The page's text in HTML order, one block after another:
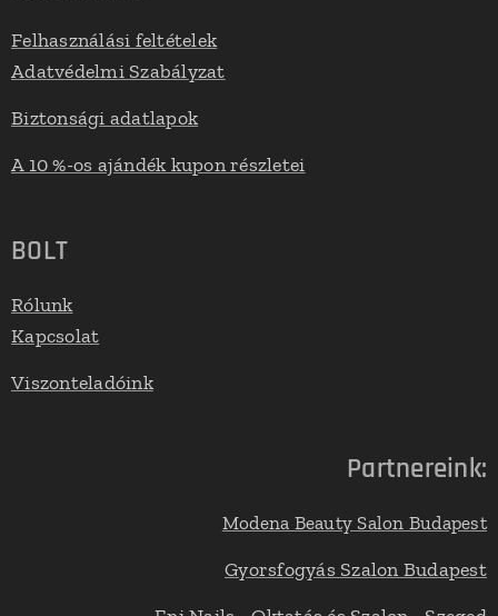
Felhasználási feltételek
Adatvédelmi Szabályzat
Biztonsági adatlapok
A 10 %-os ajándék kupon részletei
BOLT
Rólunk
Kapcsolat
Viszonteladóink
Partnereink:
Modena Beauty Salon Budapest
Gyorsfogyás Szalon Budapest